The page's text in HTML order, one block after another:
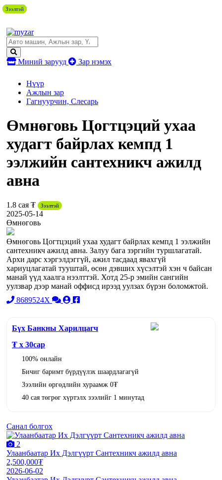
Миний зарууд Зар нэмэх
Нүүр
Ажлын зар
Гагнуурчин, Слесарь
Өмнөговь Цогтцэций ухаа
худагт байрлах кемпд 1
ээлжийн сантехникч ажилд
авна
1.8 сая ₮ Зээлтэй
2025-05-14
Өмнөговь
Өмнөговь Цогтцэций ухаа худагт байрлах кемпд 1 ээлжийн
сантехникч ажилд авна. Залуу бага зэргийн туршлагатай.
Архи дарс хэргэлдэггүй, ажил тасдаад явахгүй
хариуцлагатай тууштай, өсөн дэвших хүсэлтэй хэн ч байсан
манай үүд хаалга нээлттэй. Хотд 25-р эмийн сангийн
уулзвар дээр манай оффисд ирээд уулзах бүрэн боломжтой.
8689524X
Бүх Банкны Харилцагч
₮ x 30сар
100% онлайн
Бичиг баримт бүрдүүлэх шаардлагагүй
Зээлийн өргөдлийн хураамж 0₮
40 сая төгрөг хүртэлх зээлийг 1 минутад
Санал болгох
Зээлтэй
2
Улаанбаатар Их Дэлгүүрт Сантехникч ажилд авна
2,500,000₮
2026-06-02
Зээлтэй
Зээлтэй
Зээлтэй
Зээлтэй
Зээлтэй
Зээлтэй